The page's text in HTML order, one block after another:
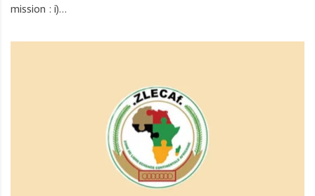
mission : i)…